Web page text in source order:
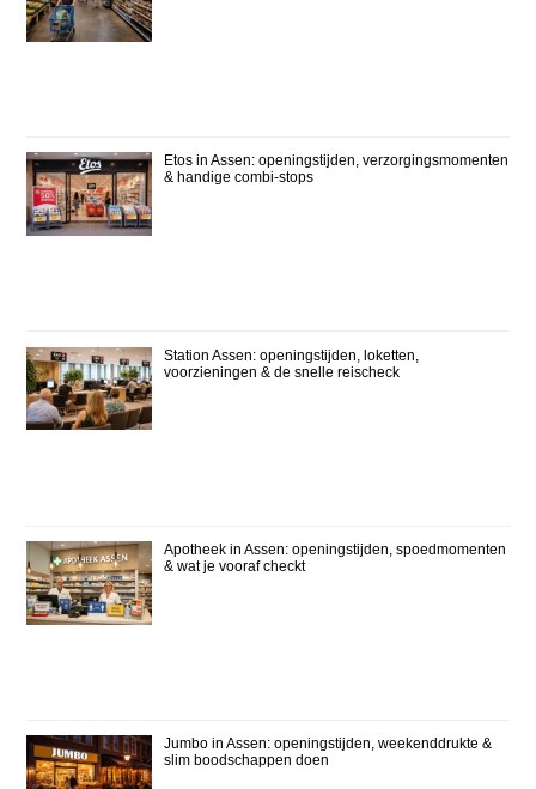
Etos in Assen: openingstijden, verzorgingsmomenten
& handige combi-stops
Station Assen: openingstijden, loketten,
voorzieningen & de snelle reischeck
Apotheek in Assen: openingstijden, spoedmomenten
& wat je vooraf checkt
Jumbo in Assen: openingstijden, weekenddrukte &
slim boodschappen doen